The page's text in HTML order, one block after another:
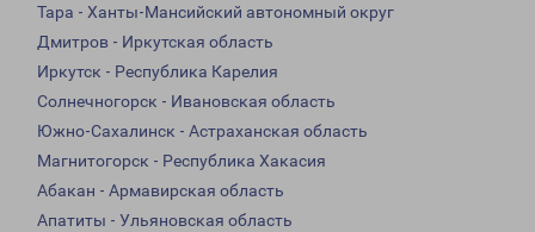
Тара - Ханты-Мансийский автономный округ
Дмитров - Иркутская область
Иркутск - Республика Карелия
Солнечногорск - Ивановская область
Южно-Сахалинск - Астраханская область
Магнитогорск - Республика Хакасия
Абакан - Армавирская область
Апатиты - Ульяновская область